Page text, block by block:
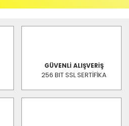
GÜVENLİ ALIŞVERİŞ
256 BIT SSL SERTİFİKA